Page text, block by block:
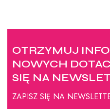
OTRZYMUJ
NOWYCH
SIĘ NA
ZAPISZ SIĘ NA